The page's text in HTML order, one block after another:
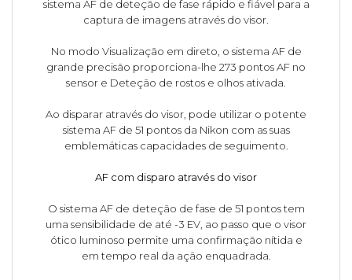
sistema AF de deteção de fase rápido e fiável para a
captura de imagens através do visor.
No modo Visualização em direto, o sistema AF de
grande precisão proporciona-lhe 273 pontos AF no
sensor e Deteção de rostos e olhos ativada.
Ao disparar através do visor, pode utilizar o potente
sistema AF de 51 pontos da Nikon com as suas
emblemáticas capacidades de seguimento.
AF com disparo através do visor
O sistema AF de deteção de fase de 51 pontos tem
uma sensibilidade de até -3 EV, ao passo que o visor
ótico luminoso permite uma confirmação nítida e
em tempo real da ação enquadrada.